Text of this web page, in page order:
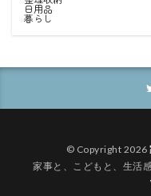
日用品
暮らし
© Copyright 2026
家事と、こどもと、生活